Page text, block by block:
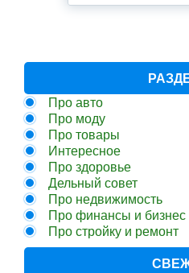
Про авто
Про моду
Про товары
Интересное
Про здоровье
Дельный совет
Про недвижимость
Про финансы и бизнес
Про стройку и ремонт